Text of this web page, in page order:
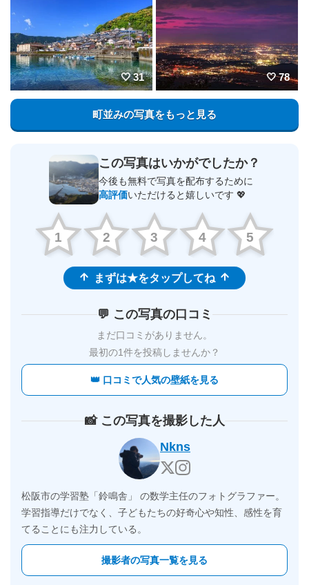
31 78
町並みの写真をもっと見る
この写真はいかがでしたか？
今後も無料で写真を配布するために
高評価いただけると嬉しいです 💖
1 2 3 4 5
まずは★をタップしてね
💬 この写真の口コミ
まだ口コミがありません。
最初の1件を投稿しませんか？
👑 口コミで人気の壁紙を見る
📸 この写真を撮影した人
Nkns
松阪市の学習塾「鈴鳴舎」 の数学主任のフォトグラファー。
学習指導だけでなく、子どもたちの好奇心や知性、感性を育
てることにも注力している。
撮影者の写真一覧を見る